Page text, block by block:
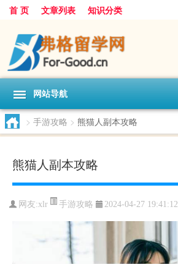
首 页 文章列表 知识分类
网站导航
> 手游攻略 > 熊猫人副本攻略
熊猫人副本攻略
网友:xlr 手游攻略 2024-04-27 19:41:12